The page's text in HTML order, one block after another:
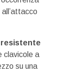
resistente
clavicole a
su una